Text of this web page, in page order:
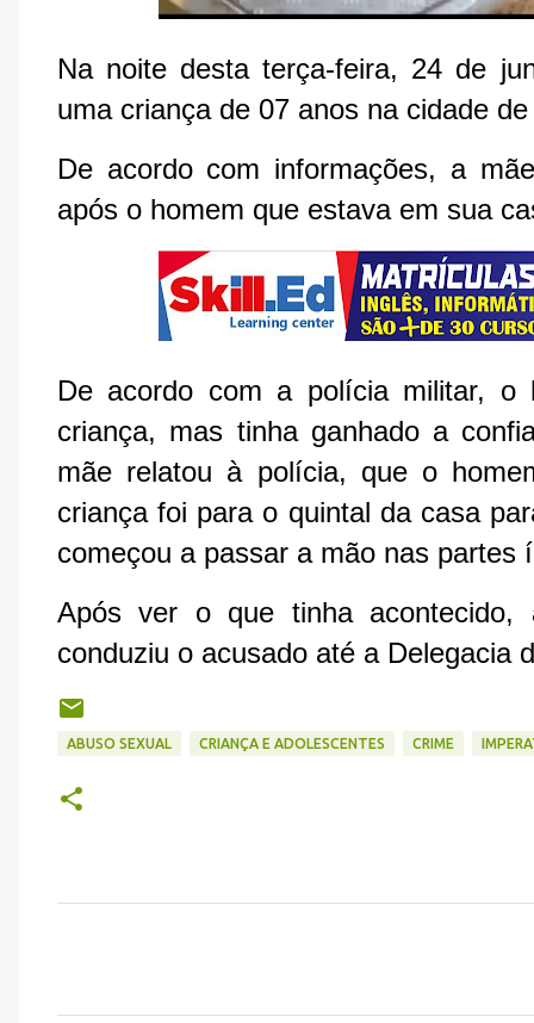
Na noite desta terça-feira, 24 de
uma criança de 07 anos na cidade
De acordo com informações, a
após o homem que estava em sua
De acordo com a polícia militar,
criança, mas tinha ganhado a
mãe relatou à polícia, que o
criança foi para o quintal da casa
começou a passar a mão nas partes
Após ver o que tinha
conduziu o acusado até a Delegacia
ABUSO SEXUAL CRIANÇA E ADOLESCENTES CRIME